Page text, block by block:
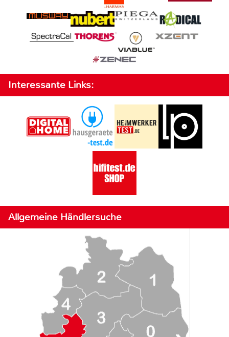
Interessante Links:
Allgemeine Händlersuche